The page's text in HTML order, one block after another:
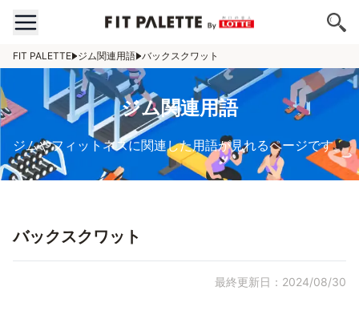
FIT PALETTE ジム関連用語 バックスクワット
ジム関連用語
ジムやフィットネスに関連した用語が見れるページです。
バックスクワット
最終更新日：2024/08/30